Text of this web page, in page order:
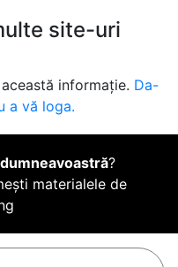
site-uri
informație. Da-
a vă loga.
?
materialele de